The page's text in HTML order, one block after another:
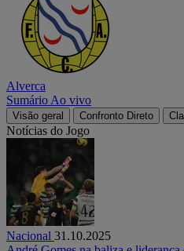
Alverca
Sumário Ao vivo
Visão geral Confronto Direto
Notícias do Jogo
Nacional 31.10.2025